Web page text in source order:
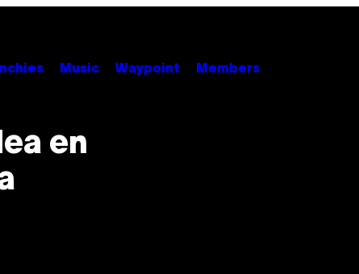
Music Waypoint Members
en